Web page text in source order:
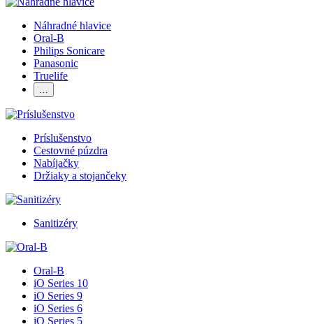
Náhradné hlavice
Oral-B
Philips Sonicare
Panasonic
Truelife
…
Príslušenstvo
Cestovné púzdra
Nabíjačky
Držiaky a stojančeky
Sanitizéry
Oral-B
iO Series 10
iO Series 9
iO Series 6
iO Series 5